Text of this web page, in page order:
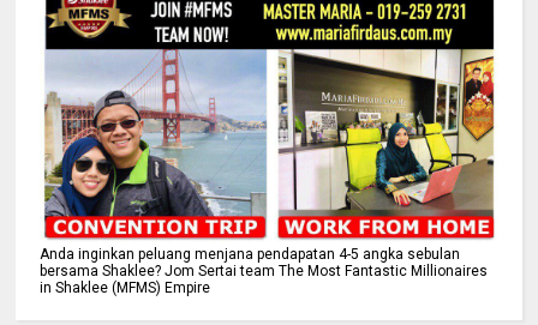
Anda inginkan peluang menjana pendapatan 4-5 angka sebulan
bersama Shaklee? Jom Sertai team The Most Fantastic Millionaires
in Shaklee (MFMS) Empire